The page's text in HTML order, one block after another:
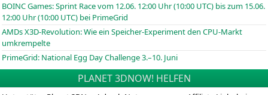
BOINCGames: Sprint Race vom 12.06. 12:00 Uhr (10:00 UTC) bis zum 15.06.
12:00 Uhr (10:00 UTC) bei PrimeGrid
AMDs X3D-Revolution: Wie ein Speicher-Experiment den CPU-Markt
umkrempelte
PrimeGrid: National Egg Day Challenge 3.–10. Juni
PLANET 3DNOW! HELFEN